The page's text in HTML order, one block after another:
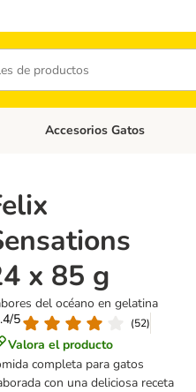
Accesorios Perros
Menú de categoria abierto:
Accesorios Gatos
x 85 g
del océano en gelatina
5
(52)
Valora el producto
completa para gatos
con una deliciosa receta